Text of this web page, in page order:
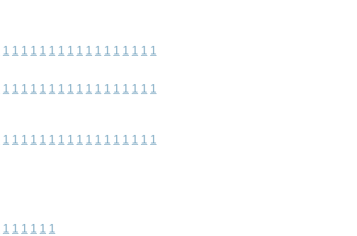
1 1 1 1 1 1 1 1 1 1 1 1 1 1 1 1 1
1 1 1 1 1 1 1 1 1 1 1 1 1 1 1 1 1
1 1 1 1 1 1 1 1 1 1 1 1 1 1 1 1 1
1 1 1 1 1 1